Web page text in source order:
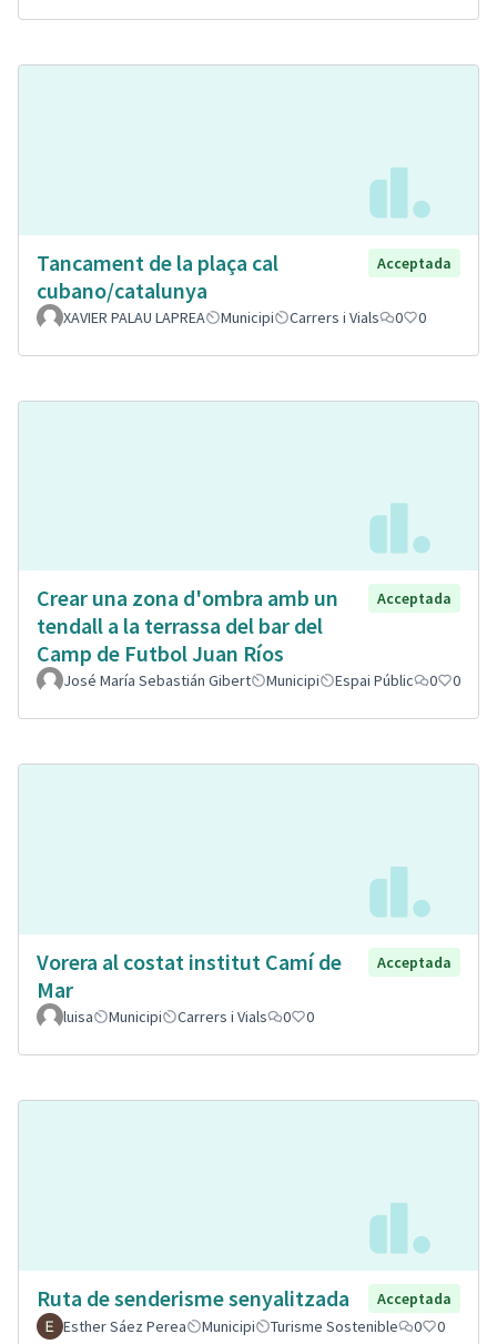
Tancament de la plaça cal
cubano/catalunya
Acceptada
XAVIER PALAU LAPREA Municipi Carrers i Vials 0 0
Crear una zona d'ombra amb un
tendall a la terrassa del bar del
Camp de Futbol Juan Ríos
Acceptada
José María Sebastián Gibert Municipi Espai Públic 0 0
Vorera al costat institut Camí de
Mar
Acceptada
luisa Municipi Carrers i Vials 0 0
Ruta de senderisme senyalitzada
Acceptada
Esther Sáez Perea
Municipi Turisme Sostenible 0 0